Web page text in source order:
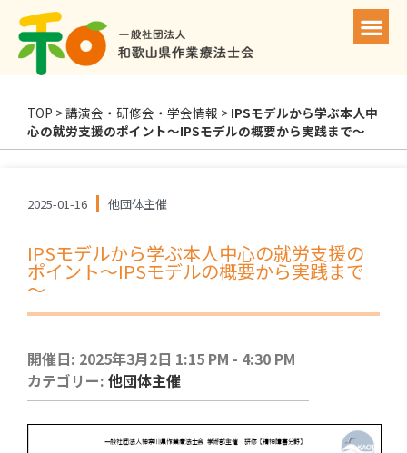
TOP >講演会・研修会・学会情報 > IPSモデルから学ぶ本人中
心の就労支援のポイント～IPSモデルの概要から実践まで～
2025-01-16 他団体主催
IPSモデルから学ぶ本人中心の就労支援の
ポイント～IPSモデルの概要から実践まで
～
開催日: 2025年3月2日 1:15 PM - 4:30 PM
カテゴリー: 他団体主催